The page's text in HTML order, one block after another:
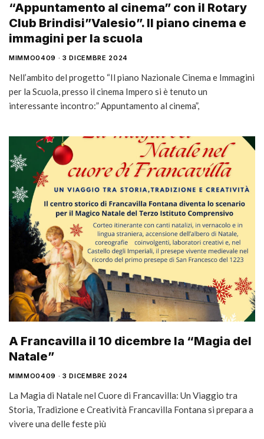
“Appuntamento al cinema” con il Rotary
Club Brindisi”Valesio”. Il piano cinema e
immagini per la scuola
MIMMO0409 3 DICEMBRE 2024
Nell’ambito del progetto “Il piano Nazionale Cinema e Immagini
per la Scuola, presso il cinema Impero si è tenuto un
interessante incontro:” Appuntamento al cinema”,
A Francavilla il 10 dicembre la “Magia del
Natale”
MIMMO0409 3 DICEMBRE 2024
La Magia di Natale nel Cuore di Francavilla: Un Viaggio tra
Storia, Tradizione e Creatività Francavilla Fontana si prepara a
vivere una delle feste più